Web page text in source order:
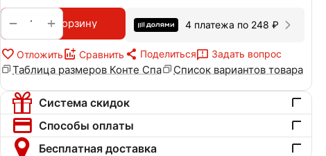
+
− В корзину 4 платежа по 248 ₽
Отложить Сравнить Поделиться Задать вопрос
Таблица размеров Конте Спа Список вариантов товара
Система скидок
Способы оплаты
Бесплатная доставка